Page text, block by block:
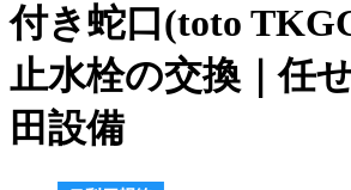
付き蛇口(toto
止水栓の交換｜任
田設備